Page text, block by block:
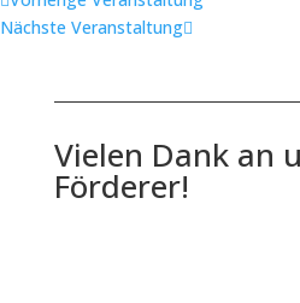
Nächste Veranstaltung
Vielen Dank an
Förderer!